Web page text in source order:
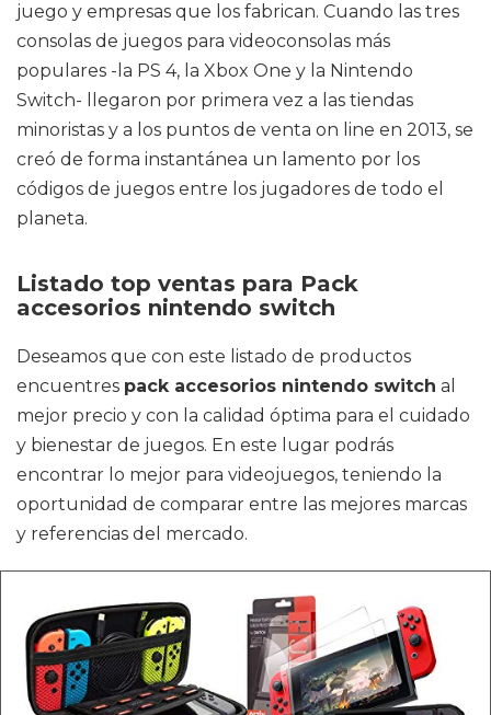
juego y empresas que los fabrican. Cuando las tres
consolas de juegos para videoconsolas más
populares -la PS 4, la Xbox One y la Nintendo
Switch- llegaron por primera vez a las tiendas
minoristas y a los puntos de venta on line en 2013, se
creó de forma instantánea un lamento por los
códigos de juegos entre los jugadores de todo el
planeta.
Listado top ventas para Pack
accesorios nintendo switch
Deseamos que con este listado de productos
encuentres pack accesorios nintendo switch al
mejor precio y con la calidad óptima para el cuidado
y bienestar de juegos. En este lugar podrás
encontrar lo mejor para videojuegos, teniendo la
oportunidad de comparar entre las mejores marcas
y referencias del mercado.